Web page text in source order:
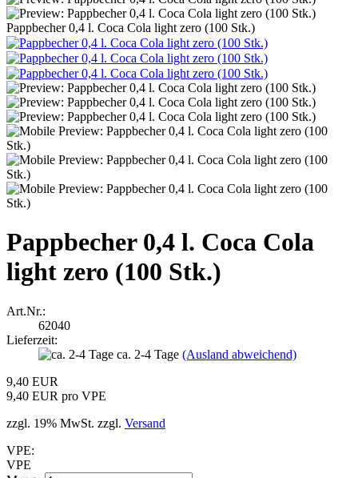
Pappbecher 0,4 l. Coca Cola light zero (100 Stk.)
Pappbecher 0,4 l. Coca Cola
light zero (100 Stk.)
Art.Nr.:
62040
Lieferzeit:
ca. 2-4 Tage (Ausland abweichend)
9,40 EUR
9,40 EUR pro VPE
zzgl. 19% MwSt. zzgl. Versand
VPE:
VPE